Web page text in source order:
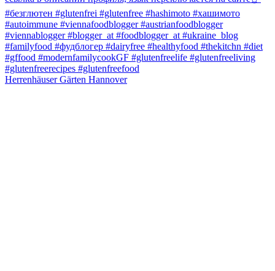
Herrenhäuser Gärten Hannover